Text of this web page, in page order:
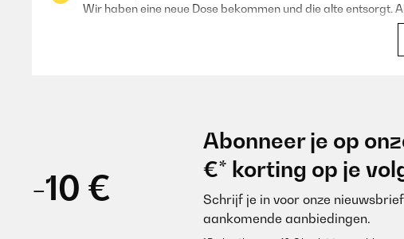
Wir haben eine neue Dose bekommen und die alte entsorgt.
Nach vielen versuchen mit günstigen Boxen, haben wir mal
-10 €
Abonneer je op
€* korting op je
Schrijf je in voor onze
aankomende aanbiedingen.